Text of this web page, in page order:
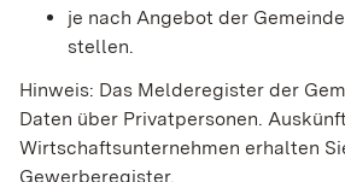
je nach Angebot der
stellen.
Hinweis: Das Melderegister der
Daten über Privatpersonen.
Wirtschaftsunternehmen erhalten
Gewerberegister.